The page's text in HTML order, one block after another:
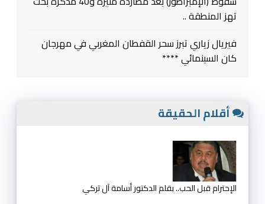
تهز المنطقة ..
فيريال زياري تبرز سحر القفطان المغربي في مهرجان
كان السينمائي ****
أقلام الحقيقة
الإحترام قبل الحب.. بقلم الدكتور أسامة آل تركي